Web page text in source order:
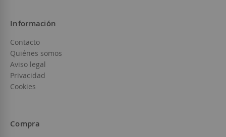
Información
Contacto
Quiénes somos
Aviso legal
Privacidad
Cookies
Compra